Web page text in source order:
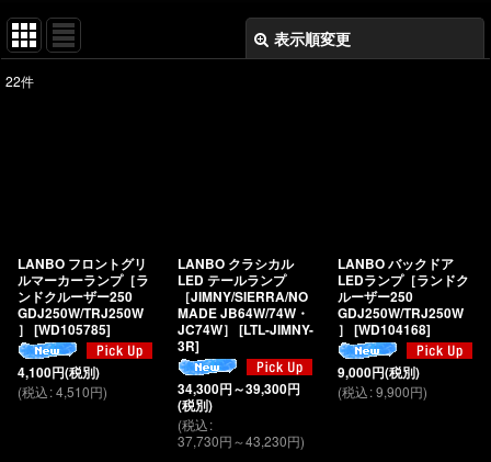
表示順変更
22件
LANBO フロントグリ
ルマーカーランプ［ラ
ンドクルーザー250
GDJ250W/TRJ250W
］ [WD105785]
4,100円(税別)
(税込:4,510円)
LANBO クラシカル
LED テールランプ
［JIMNY/SIERRA/NO
MADE JB64W/74W・
JC74W］ [LTL-JIMNY-
3R]
34,300円～39,300円
(税別)
(税込:
37,730円～43,230円)
LANBO バックドア
LEDランプ［ランドク
ルーザー250
GDJ250W/TRJ250W
］ [WD104168]
9,000円(税別)
(税込:9,900円)